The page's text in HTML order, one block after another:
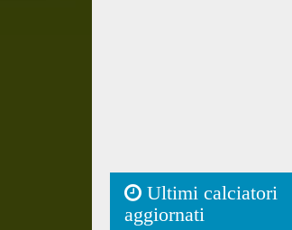
Ultimi calciatori
aggiornati